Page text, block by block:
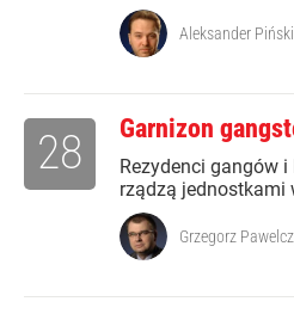
Aleksander Piński
Garnizon
Rezydenci gangów
rządzą jednostkami
28
Grzegorz